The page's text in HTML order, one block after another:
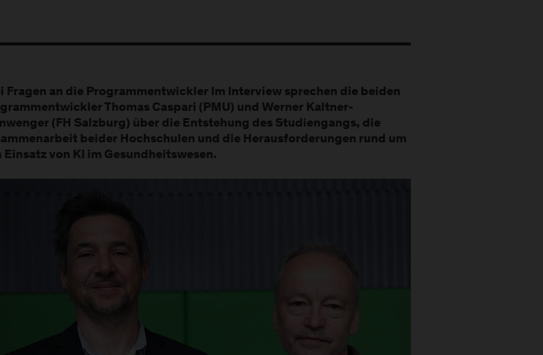
Fragen an die Programmentwickler Im Interview sprechen die beiden
Thomas Caspari (PMU) und Werner Kaltner-
(FH Salzburg) über die Entstehung des Studiengangs, die
beider Hochschulen und die Herausforderungen rund um
Einsatz von KI im Gesundheitswesen.